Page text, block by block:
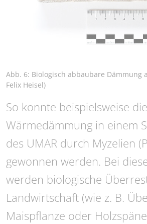
Abb. 6: Biologisch abbaubare Dämmung
Felix Heisel)
So konnte beispielsweise die
Wärmedämmung in einem
des UMAR durch Myzelien
gewonnen werden. Bei
werden biologische
Landwirtschaft (wie z. B.
Maispflanze oder